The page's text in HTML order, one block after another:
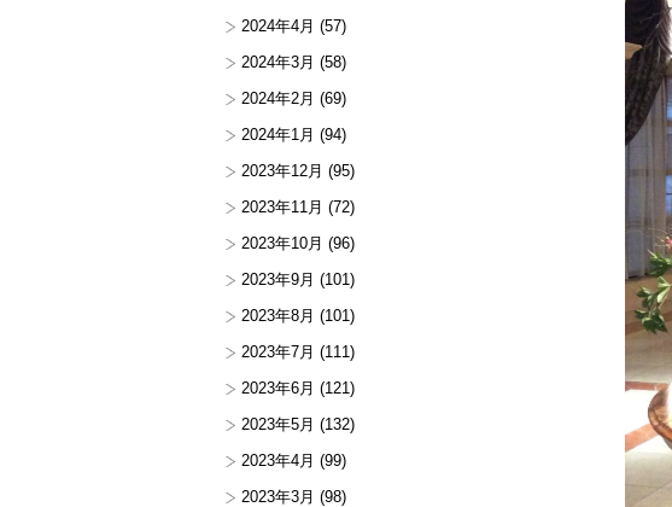
2024年4月 (57)
2024年3月 (58)
2024年2月 (69)
2024年1月 (94)
2023年12月 (95)
2023年11月 (72)
2023年10月 (96)
2023年9月 (101)
2023年8月 (101)
2023年7月 (111)
2023年6月 (121)
2023年5月 (132)
2023年4月 (99)
2023年3月 (98)